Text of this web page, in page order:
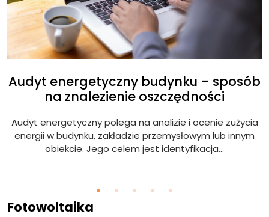
Audyt energetyczny budynku – sposób
na znalezienie oszczędności
Audyt energetyczny polega na analizie i ocenie zużycia
energii w budynku, zakładzie przemysłowym lub innym
obiekcie. Jego celem jest identyfikacja...
Fotowoltaika